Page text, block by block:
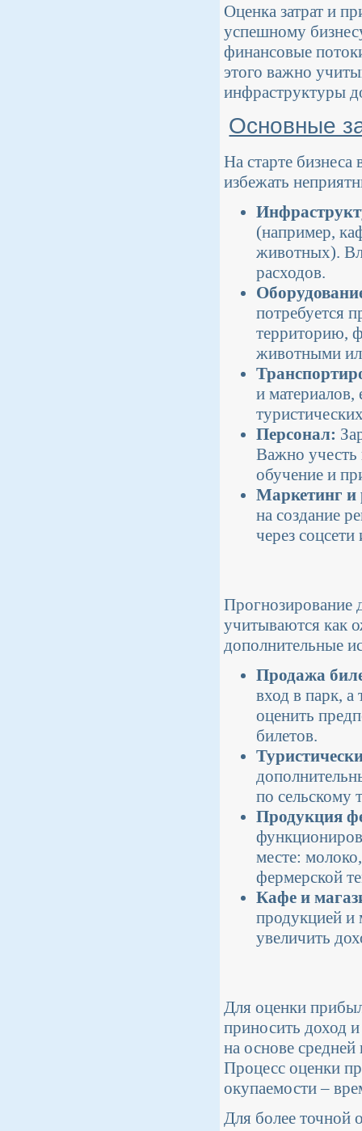
Оценка затрат и
успешному
финансовые
этого важно
инфраструктуры
Основные
На старте
избежать
(например,
животных).
расходов.
потребуется
территорию,
животными
и материалов,
Персонал:
Важно учесть
обучение и
Маркетинг и
на создание
через
Прогнозирование
учитываются как
дополнительные
Продажа
вход в парк,
оценить
билетов.
по сельскому
Продукция
месте:
фермерской
Кафе и
продукцией и
увеличить
Для оценки
приносить доход
на основе
Процесс оценки
окупаемости –
Для более точной